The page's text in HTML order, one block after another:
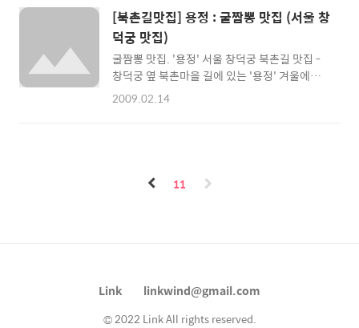
와서 현대백화점을 끼고 우회전 하여 200m 직
진하시면 Seven L..
헛에 다녀왔습니다. ^^; 전 피자헛은 한국에서
처음이군요 ^^, 아 그러고 보니 아주아주 어렸을
때 (유치원때인가) 한먹 먹어본 이후로 한국에
서 피자헛을 갈 기회가 없었던것 같습니다. ^^
이번에는 마침 시식권이 생겨서 샐러드바에서
실컷 샐러드도 즐길겸 가족을 이끌고 제일 만만
[북촌길맛집] 용정 : 굴짬뽕 맛집 (서울 창
덕궁 맛집)
굴짬뽕 맛집. '용정' 서울 창덕궁 북촌길 맛집 -
창덕궁 옆 북촌마을 길에 있는 '용정' 겨울에는
굴짬뽕 특선요리를 한다 - 겨울철에 별미인 굴
소문을 듣고 가면 기대만 못할때가 많은데 그래
도 처음 먹어본 굴짬뽕 맛이 꽤 맛있었습니다.
촌길에 바로 보이는 중국집입니다. - - 겨울철에
만 먹을 ..
2009.02.14
11
Link linkwind@gmail.com
© 2022 Link All rights reserved.